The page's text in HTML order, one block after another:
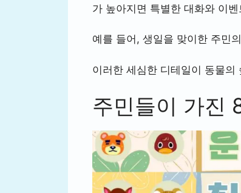
가 높아지면 특별한 대화와 이
예를 들어, 생일을 맞이한 주민
이러한 세심한 디테일이 동물
주민들이 가진